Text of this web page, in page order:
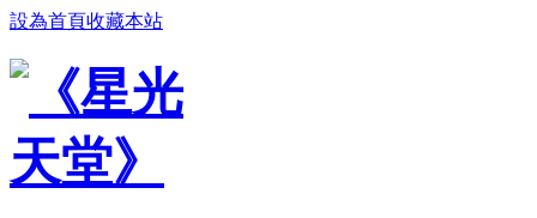
設為首頁收藏本站